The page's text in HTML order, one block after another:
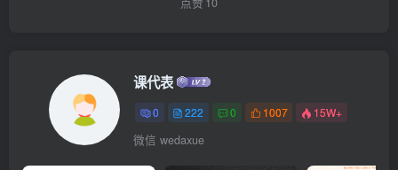
课代表
0 222 0 1007 15W+
微信 wedaxue